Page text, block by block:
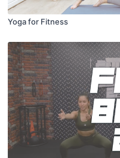
Yoga for Fitness